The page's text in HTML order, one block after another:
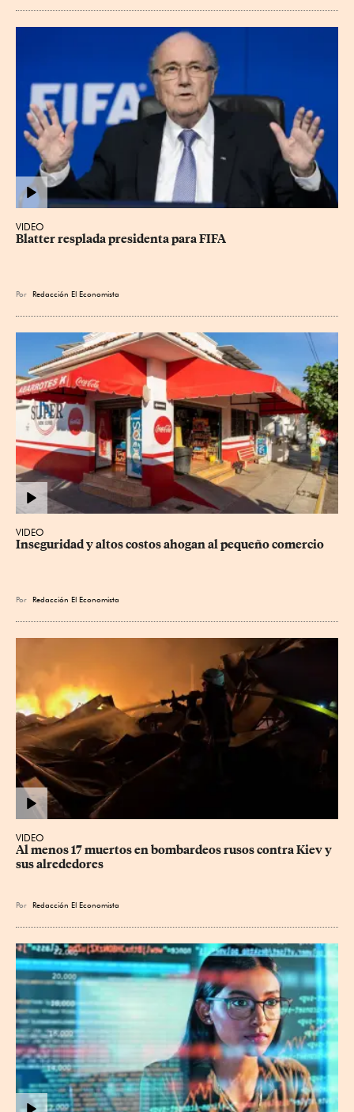
VIDEO
Blatter resplada presidenta para FIFA
Por Redacción El Economista
VIDEO
Inseguridad y altos costos ahogan al pequeño comercio
Por Redacción El Economista
VIDEO
Al menos 17 muertos en bombardeos rusos contra Kiev y
sus alrededores
Por Redacción El Economista